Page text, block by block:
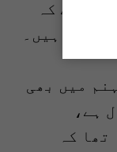
ہے کہ
رہے ہیں۔
میں بھی
ہے،
کہ